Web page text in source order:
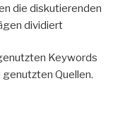
die diskutierenden
dividiert
Keywords
Quellen.